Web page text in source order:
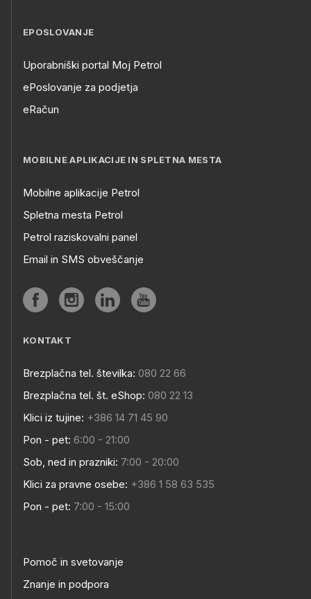
EPOSLOVANJE
Uporabniški portal Moj Petrol
ePoslovanje za podjetja
eRačun
MOBILNE APLIKACIJE IN SPLETNA MESTA
Mobilne aplikacije Petrol
Spletna mesta Petrol
Petrol raziskovalni panel
Email in SMS obveščanje
KONTAKT
Brezplačna tel. številka: 080 22 66
Brezplačna tel. št. eShop: 080 22 13
Klici iz tujine: +386 14 71 45 90
Pon - pet: 6:00 - 21:00
Sob, ned in prazniki: 7:00 - 20:00
Klici za pravne osebe: +386 1 58 63 535
Pon - pet: 7:00 - 15:00
Pomoč in svetovanje
Znanje in podpora